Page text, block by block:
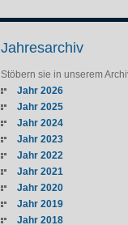
Jahresarchiv
Stöbern sie in unserem
Jahr 2026
Jahr 2025
Jahr 2024
Jahr 2023
Jahr 2022
Jahr 2021
Jahr 2020
Jahr 2019
Jahr 2018